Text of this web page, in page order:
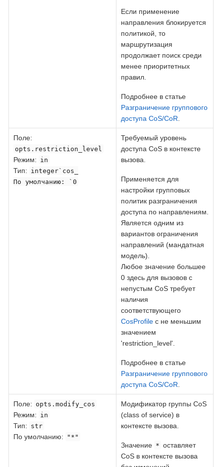
Если применение
направления блокируется
политикой, то
маршрутизация
продолжает поиск среди
менее приоритетных
правил.
Подробнее в статье
Разграничение группового
доступа CoS/CoR
Поле:
opts.restriction_level
Режим: in
Тип: integer`cos_
По умолчанию: `0
Требуемый уровень
доступа CoS в контексте
вызова.
Применяется для
настройки групповых
политик разграничения
доступа по направлениям.
Является одним из
вариантов ограничения
направлений (мандатная
модель).
Любое значение большее
0 здесь для вызовов с
непустым CoS требует
наличия
соответствующего
CosProfileс не меньшим
значением
'restriction_level'.
Подробнее в статье
Разграничение группового
доступа CoS/CoR
Поле: opts.modify_cos
Режим: in
Тип: str
По умолчанию: "*"
Модификатор группы CoS
(class of service) в
контексте вызова.
Значение * оставляет
CoS в контексте вызова